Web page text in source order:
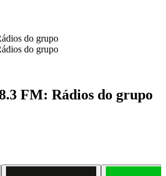
do grupo
do grupo
FM: Rádios do grupo